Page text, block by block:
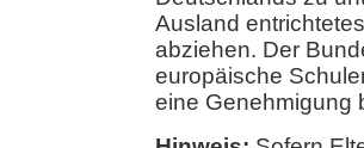
Ausland
abziehen. Der
europäische
eine Genehmigung